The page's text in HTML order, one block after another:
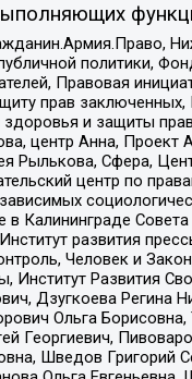
политики,
Правовая
прав
и защиты
центр Анна,
Рылькова, Сфера,
центр по
в Калининграде
развития
Человек и
Институт Развития
Дзугкоева Регина
Ольга Борисовна,
Георгиевич,
Шведов Григорий